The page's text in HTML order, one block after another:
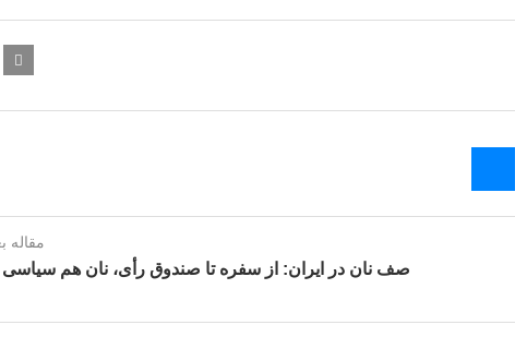
مقاله
صف نان در ایران: از سفره تا صندوق رأی، نان هم